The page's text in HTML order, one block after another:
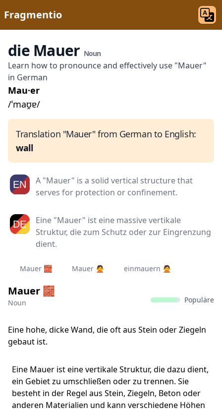
Fragmentio
die Mauer Noun
Learn how to pronounce and effectively use "Mauer"
in German
Mau·er
/ˈmaʊ̯ɐ/
Translation "Mauer" from German to English:
wall
A "Mauer" is a solid vertical structure that
serves for protection or confinement.
Eine "Mauer" ist eine massive vertikale
Struktur, die zum Schutz oder zur Eingrenzung
dient.
Mauer 🧱 Mauer 🙅 einmauern 🙅
Mauer 🧱
Noun Populäre
Eine hohe, dicke Wand, die oft aus Stein oder Ziegeln
gebaut ist.
Eine Mauer ist eine vertikale Struktur, die dazu dient,
ein Gebiet zu umschließen oder zu trennen. Sie
besteht in der Regel aus Stein, Ziegeln, Beton oder
anderen Materialien und kann verschiedene Höhen